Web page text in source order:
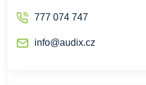
777 074 747
info@audix.cz